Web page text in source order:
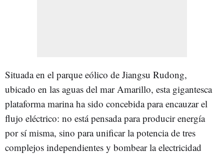
Situada en el parque eólico de Jiangsu Rudong,
ubicado en las aguas del mar Amarillo, esta gigantesca
plataforma marina ha sido concebida para encauzar el
flujo eléctrico: no está pensada para producir energía
por sí misma, sino para unificar la potencia de tres
complejos independientes y bombear la electricidad